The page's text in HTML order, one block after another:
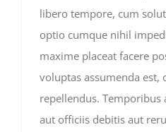
libero tempore, cum
optio cumque nihil
maxime placeat facere
voluptas assumenda est,
repellendus.
aut officiis debitis aut